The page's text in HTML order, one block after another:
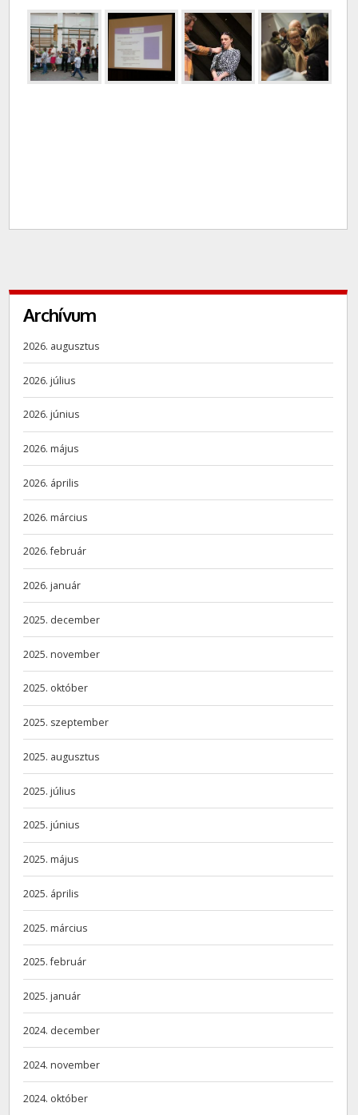
Archívum
2026. augusztus
2026. július
2026. június
2026. május
2026. április
2026. március
2026. február
2026. január
2025. december
2025. november
2025. október
2025. szeptember
2025. augusztus
2025. július
2025. június
2025. május
2025. április
2025. március
2025. február
2025. január
2024. december
2024. november
2024. október